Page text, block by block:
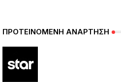
ΠΡΟΤΕΙΝΟΜΕΝΗ ΑΝΑΡΤΗΣΗ